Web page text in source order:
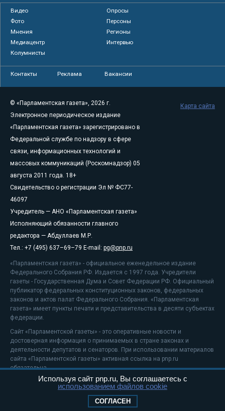
Политика
Экономика
Общество
В мире
Происшествия
Культура
Персоны
Мнения
Регионы
Медиацентр
Интервью
Колумнисты
Контакты Реклама
© «Парламентская газета», 2026 г.
Электронное периодическое издание
«Парламентская газета» зарегистрировано в
Федеральной службе по надзору в сфере
связи, информационных технологий и
массовых коммуникаций (Роскомнадзор) 05
августа 2011 года. 18+
Свидетельство о регистрации Эл № ФС77-
46097
Учредитель — АНО «Парламентская газета»
Исполняющий обязанности главного
редактора — Абдуллаев М.Р.
Тел.: +7 (495) 637–69–79 E-mail:
pg@pnp.ru
«Парламентская газета» - официальное еженедельное издание
Федерального Собрания РФ. Издается с 1997 года. Учредители
газеты - Государственная Дума и Совет Федерации РФ. Официальный
публикатор федеральных конституционных законов, федеральных
законов и актов палат Федерального Собрания. «Парламентская
газета» имеет пункты печати и представительства в десяти субъектах
Используя сайт pnp.ru, Вы соглашаетесь с
использованием файлов cookie
СОГЛАСЕН